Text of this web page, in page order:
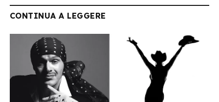
CONTINUA A LEGGERE